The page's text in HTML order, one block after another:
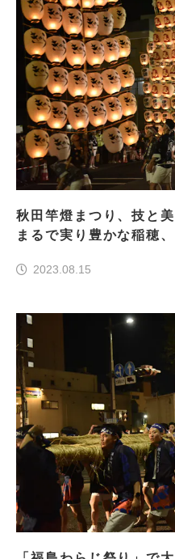
秋田竿燈まつり、技と
まるで実り豊かな稲穂
2023.08.15